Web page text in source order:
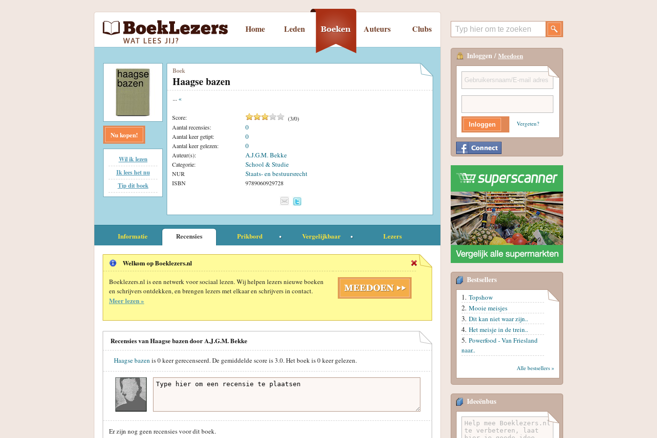
Home Leden Auteurs Clubs
Nu kopen!
Wil ik lezen
Ik lees het nu
Tip dit boek
Boek
Haagse bazen
... «
Score: (3/0)
Aantal recensies:
0
Aantal keer getipt: 0
Aantal keer gelezen: 0
Auteur(s): A.J.G.M. Bekke
Categorie: School & Studie
NUR Staats- en bestuursrecht
ISBN 9789060929728
Informatie Recensies Prikbord Vergelijkbaar Lezers
Welkom op Boeklezers.nl
Boeklezers.nl is een netwerk voor sociaal lezen. Wij helpen lezers nieuwe boeken
en schrijvers ontdekken, en brengen lezers met elkaar en schrijvers in contact.
Meer lezen »
Recensies van Haagse bazen door A.J.G.M. Bekke
Haagse bazen is0keer gerecenseerd. De gemiddelde score is3.0. Het boek is0keer gelezen.
Er zijn nog geen recensies voor dit boek.
Inloggen / Meedoen
Vergeten?
Bestsellers
Topshow
Mooie meisjes
Dit kan niet waar zijn..
Het meisje in de trein..
Powerfood - Van Friesland
naar..
Alle bestsellers »
Ideeënbus